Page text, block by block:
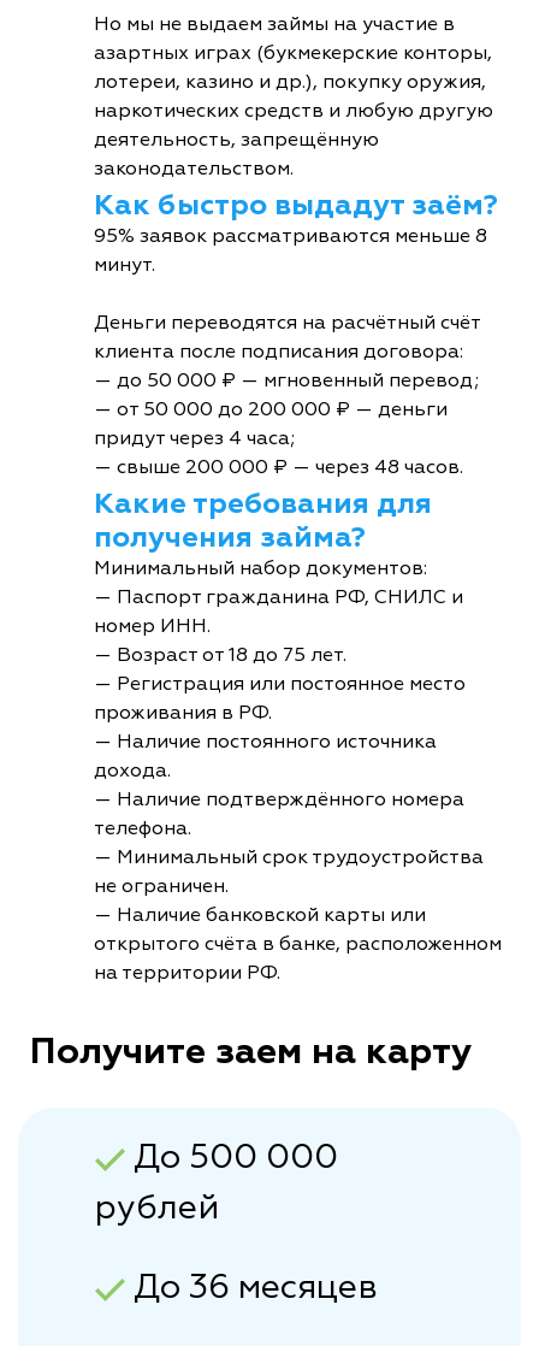
Но мы не выдаем займы на участие в
азартных играх (букмекерские конторы,
лотереи, казино и др.), покупку оружия,
наркотических средств и любую другую
деятельность, запрещённую
законодательством.
Как быстро выдадут заём?
95% заявок рассматриваются меньше 8
минут.
Деньги переводятся на расчётный счёт
клиента после подписания договора:
— до 50 000 ₽ — мгновенный перевод;
— от 50 000 до 200 000 ₽ — деньги
придут через 4 часа;
— свыше 200 000 ₽ — через 48 часов.
Какие требования для
получения займа?
Минимальный набор документов:
— Паспорт гражданина РФ, СНИЛС и
номер ИНН.
— Возраст от 18 до 75 лет.
— Регистрация или постоянное место
проживания в РФ.
— Наличие постоянного источника
дохода.
— Наличие подтверждённого номера
телефона.
— Минимальный срок трудоустройства
не ограничен.
— Наличие банковской карты или
открытого счёта в банке, расположенном
на территории РФ.
Получите заем на карту
До 500 000
рублей
До 36 месяцев